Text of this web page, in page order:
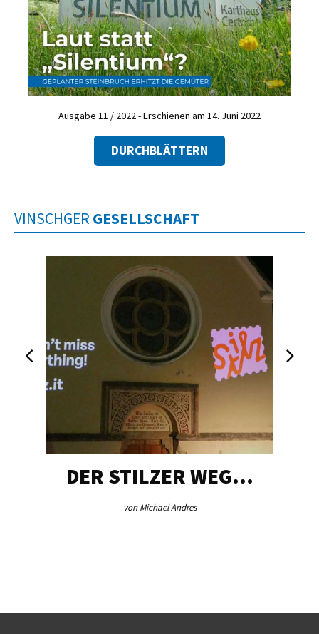
Ausgabe 11 / 2022 - Erschienen am 14. Juni 2022
DURCHBLÄTTERN
VINSCHGER GESELLSCHAFT
DER STILZER WEG…
von Michael Andres